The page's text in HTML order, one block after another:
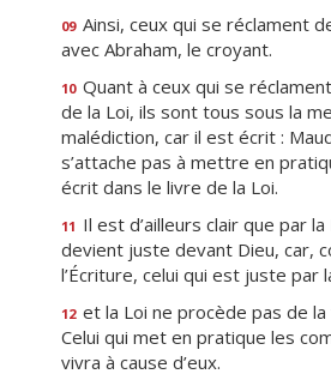
09 Ainsi, ceux qui se réclament
avec Abraham, le croyant.
10 Quant à ceux qui se
de la Loi, ils sont tous sous la
malédiction, car il est écrit :
s’attache pas à mettre en
écrit dans le livre de la Loi.
11 Il est d’ailleurs clair que par
devient juste devant Dieu, car,
l’Écriture, celui qui est juste par
12 et la Loi ne procède pas de
Celui qui met en pratique les
vivra à cause d’eux.